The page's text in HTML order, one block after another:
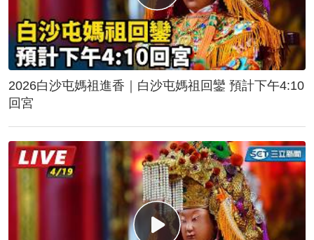
2026白沙屯媽祖進香｜白沙屯媽祖回鑾 預計下午4:10
回宮